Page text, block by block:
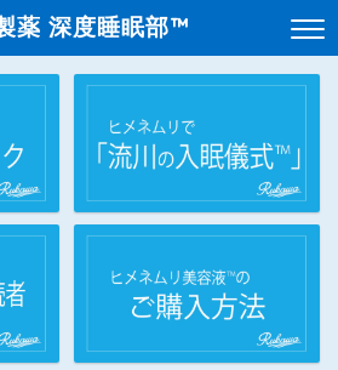
薬 深度睡眠部™